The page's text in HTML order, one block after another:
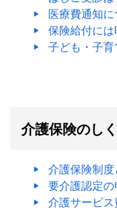
医療費通知に
保険給付に
子ども・子
介護保険のし
介護保険制
要介護認定
介護サービ